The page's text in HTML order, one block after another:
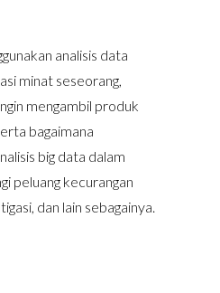
analisis data
minat seseorang,
mengambil produk
bagaimana
big data dalam
peluang kecurangan
dan lain sebagainya.